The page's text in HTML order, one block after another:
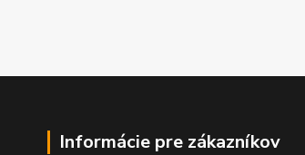
Informácie pre zákazníkov